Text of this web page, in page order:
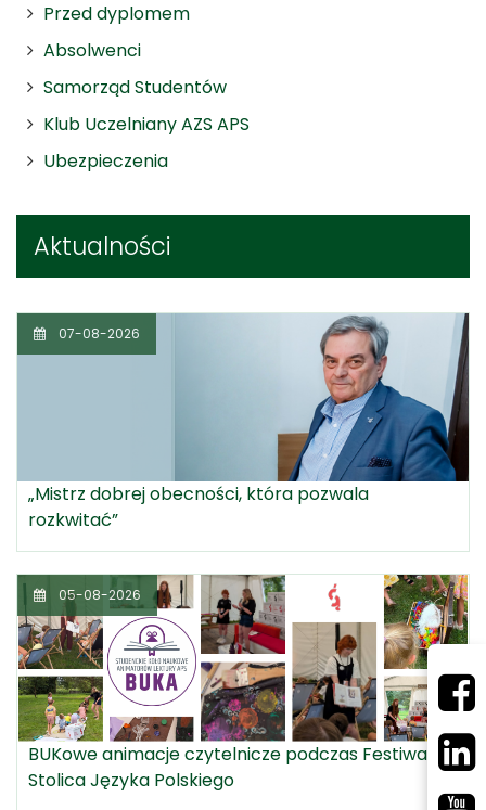
Przed dyplomem
Absolwenci
Samorząd Studentów
Klub Uczelniany AZS APS
Ubezpieczenia
Aktualności
07-08-2026
„Mistrz dobrej obecności, która pozwala
rozkwitać”
05-08-2026
BUKowe animacje czytelnicze podczas Festiwalu
Stolica Języka Polskiego